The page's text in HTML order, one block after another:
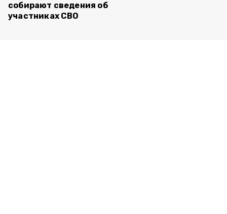
собирают сведения об
участниках СВО